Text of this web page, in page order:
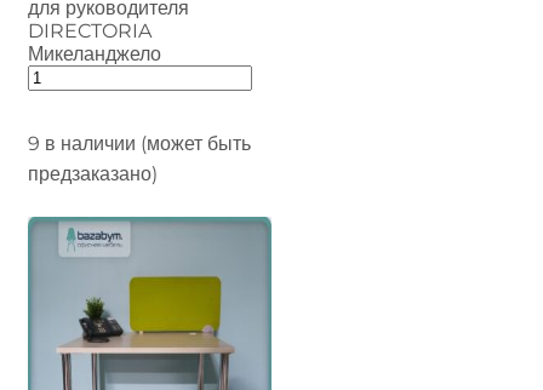
для руководителя
DIRECTORIA
Микеланджело
9 в наличии (может быть
предзаказано)